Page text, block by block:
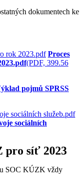
dokumentech ke
Proces
(PDF, 399.56
pojmů SPRSS
sociálních
pro síť 2023
SOC KÚZK vždy